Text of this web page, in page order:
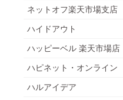
ネットオフ楽天市場支店
ハイドアウト
ハッピーベル 楽天市場店
ハピネット・オンライン
ハルアイデア